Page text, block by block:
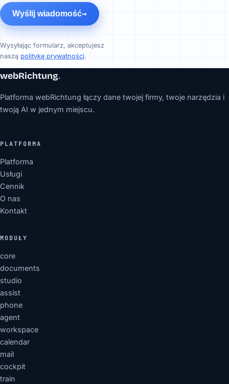
Wyślij wiadomość
Wysyłając formularz, akceptujesz
naszą politykę prywatności.
webRichtung.
Platforma webRichtung łączy dane twojej firmy, twoje narzędzia i
twoją AI w jednym miejscu.
PLATFORMA
Platforma
Usługi
Cennik
O nas
Kontakt
MODUŁY
core
documents
studio
assist
phone
agent
workspace
calendar
mail
cockpit
train